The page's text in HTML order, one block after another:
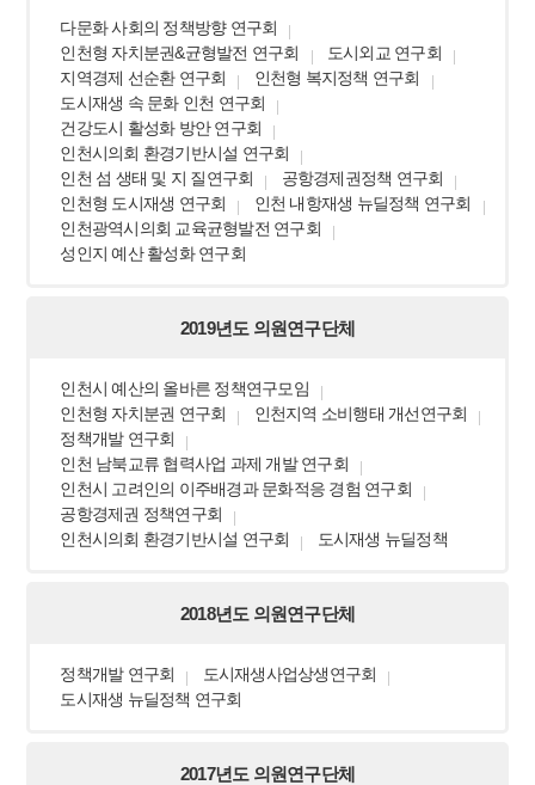
다문화 사회의 정책방향 연구회
인천형 자치분권&균형발전 연구회
도시외교 연구회
지역경제 선순환 연구회
인천형 복지정책 연구회
도시재생 속 문화 인천 연구회
건강도시 활성화 방안 연구회
인천시의회 환경기반시설 연구회
인천 섬 생태 및 지 질연구회
공항경제권정책 연구회
인천형 도시재생 연구회
인천 내항재생 뉴딜정책 연구회
인천광역시의회 교육균형발전 연구회
성인지 예산 활성화 연구회
2019년도 의원연구단체
인천시 예산의 올바른 정책연구모임
인천형 자치분권 연구회
인천지역 소비행태 개선연구회
정책개발 연구회
인천 남북교류 협력사업 과제 개발 연구회
인천시 고려인의 이주배경과 문화적응 경험 연구회
공항경제권 정책연구회
인천시의회 환경기반시설 연구회
도시재생 뉴딜정책
2018년도 의원연구단체
정책개발 연구회
도시재생사업상생연구회
도시재생 뉴딜정책 연구회
2017년도 의원연구단체